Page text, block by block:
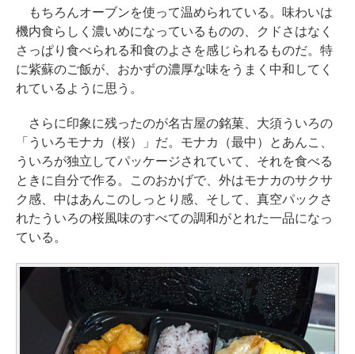
もちろんオーブンを使って温められている。味わいは
機内食らしく濃いめになっているものの、クドさはなく
さっぱり食べられる和食のよさを感じられるものだ。特
に紫蘇のご飯が、おかずの濃厚な味をうまく中和してく
れているように思う。
さらに印象に残ったのが名古屋の銘菓、大須ういろの
「ういろモナカ（桜）」だ。モナカ（最中）とあんこ、
ういろが独立してパッケージされていて、それを食べる
ときに自分で作る。このおかげで、外はモナカのサクサ
ク感、中はあんこのしっとり感、そして、真空パックさ
れたういろの桜風味のすべての調和がとれた一品になっ
ている。